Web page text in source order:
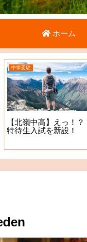
ホーム
中学受験
【北嶺中高】えっ！？
特待生入試を新設！